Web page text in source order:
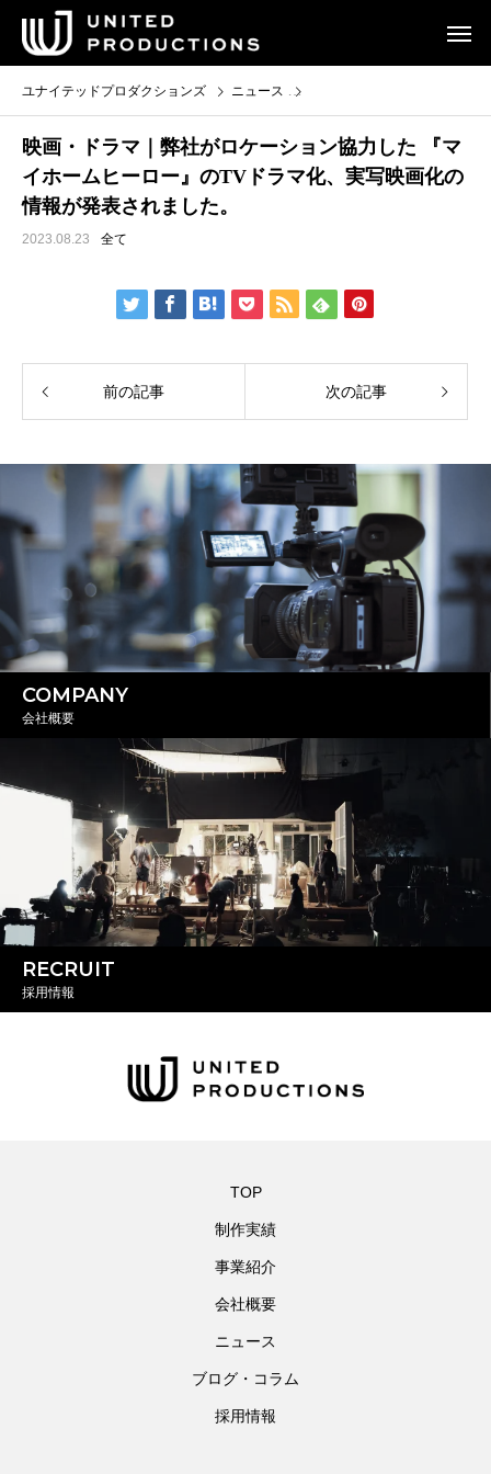
ユナイテッドプロダクションズ ニュース
映画・ドラマ｜弊社がロケーション協力した 『マ
イホームヒーロー』のTVドラマ化、実写映画化の
情報が発表されました。
2023.08.23 全て
前の記事 次の記事
COMPANY
会社概要
RECRUIT
採用情報
TOP
制作実績
事業紹介
会社概要
ニュース
ブログ・コラム
採用情報